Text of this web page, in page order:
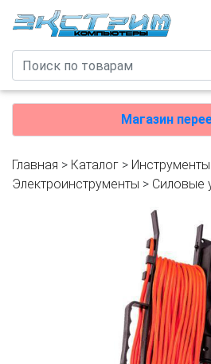
Магазин
Главная > Каталог >
Электроинструменты > Силовые